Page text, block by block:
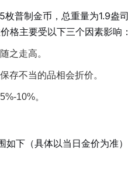
普制金币，总重量为1.9盎
格主要受以下三个因素影响
之走高。
存不当的品相会折价。
10%。
如下（具体以当日金价为准